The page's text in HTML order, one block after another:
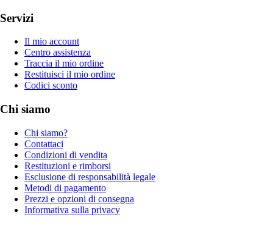
Servizi
Il mio account
Centro assistenza
Traccia il mio ordine
Restituisci il mio ordine
Codici sconto
Chi siamo
Chi siamo?
Contattaci
Condizioni di vendita
Restituzioni e rimborsi
Esclusione di responsabilità legale
Metodi di pagamento
Prezzi e opzioni di consegna
Informativa sulla privacy